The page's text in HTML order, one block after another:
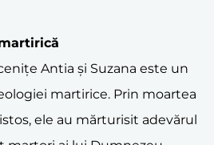
Antia și Suzana este un
martirice. Prin moartea
ele au mărturisit adevărul